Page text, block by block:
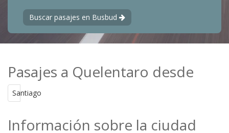
Buscar pasajes en Busbud
Pasajes a Quelentaro desde
Santiago
Información sobre la ciudad